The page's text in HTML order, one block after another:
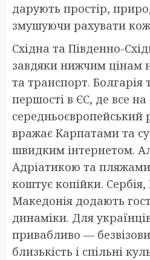
дарують простір,
змушуючи рахувати
Східна та Південно-
завдяки нижчим цінам
та транспорт.
першості в ЄС, де все
середньоєвропейський
вражає Карпатами та
швидким інтернетом.
Адріатикою та
коштує копійки. Сербія,
Македонія додають
динаміки. Для
привабливо —
близькість і спільні